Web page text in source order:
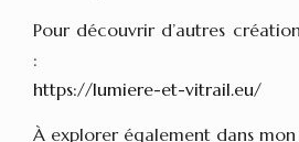
Pour découvrir d’autres
:
https://lumiere-et-vitrail.eu/
À explorer également dans mon